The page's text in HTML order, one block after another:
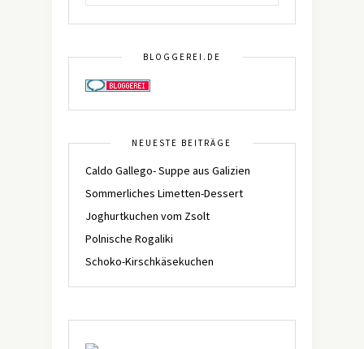
BLOGGEREI.DE
NEUESTE BEITRÄGE
Caldo Gallego- Suppe aus Galizien
Sommerliches Limetten-Dessert
Joghurtkuchen vom Zsolt
Polnische Rogaliki
Schoko-Kirschkäsekuchen